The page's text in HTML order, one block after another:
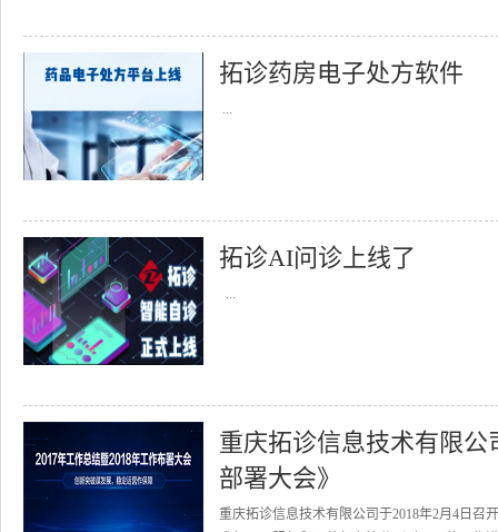
拓诊药房电子处方软件
...
拓诊AI问诊上线了
...
重庆拓诊信息技术有限公
部署大会》
重庆拓诊信息技术有限公司于2018年2月4日召